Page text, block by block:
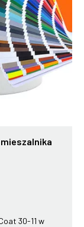
mieszalnika
30-11 w